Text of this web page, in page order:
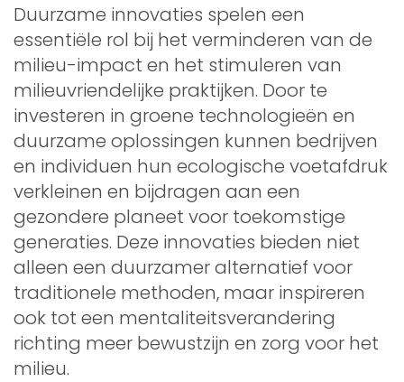
Duurzame innovaties spelen een
essentiële rol bij het verminderen van de
milieu-impact en het stimuleren van
milieuvriendelijke praktijken. Door te
investeren in groene technologieën en
duurzame oplossingen kunnen bedrijven
en individuen hun ecologische voetafdruk
verkleinen en bijdragen aan een
gezondere planeet voor toekomstige
generaties. Deze innovaties bieden niet
alleen een duurzamer alternatief voor
traditionele methoden, maar inspireren
ook tot een mentaliteitsverandering
richting meer bewustzijn en zorg voor het
milieu.